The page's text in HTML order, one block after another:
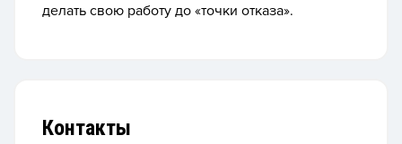
делать свою работу до «точки отказа».
Контакты